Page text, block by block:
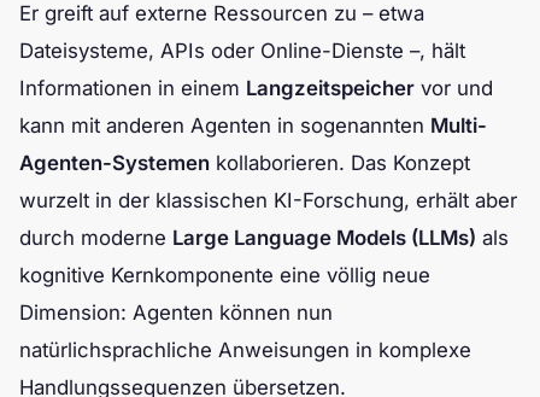
Er greift auf externe Ressourcen zu – etwa
Dateisysteme, APIs oder Online-Dienste –, hält
Informationen in einem Langzeitspeicher vor und
kann mit anderen Agenten in sogenannten Multi-
Agenten-Systemen kollaborieren. Das Konzept
wurzelt in der klassischen KI-Forschung, erhält aber
durch moderne Large Language Models (LLMs) als
kognitive Kernkomponente eine völlig neue
Dimension: Agenten können nun
natürlichsprachliche Anweisungen in komplexe
Handlungssequenzen übersetzen.